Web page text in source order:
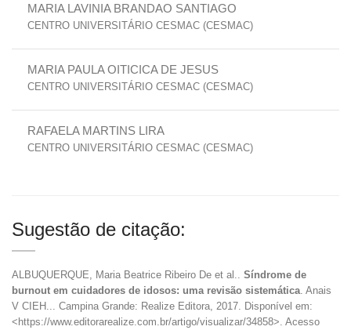
MARIA LAVINIA BRANDAO SANTIAGO
CENTRO UNIVERSITÁRIO CESMAC (CESMAC)
MARIA PAULA OITICICA DE JESUS
CENTRO UNIVERSITÁRIO CESMAC (CESMAC)
RAFAELA MARTINS LIRA
CENTRO UNIVERSITÁRIO CESMAC (CESMAC)
Sugestão de citação:
ALBUQUERQUE, Maria Beatrice Ribeiro De et al.. Síndrome de
burnout em cuidadores de idosos: uma revisão sistemática . Anais
V CIEH... Campina Grande: Realize Editora, 2017. Disponível em:
<https://www.editorarealize.com.br/artigo/visualizar/34858>. Acesso